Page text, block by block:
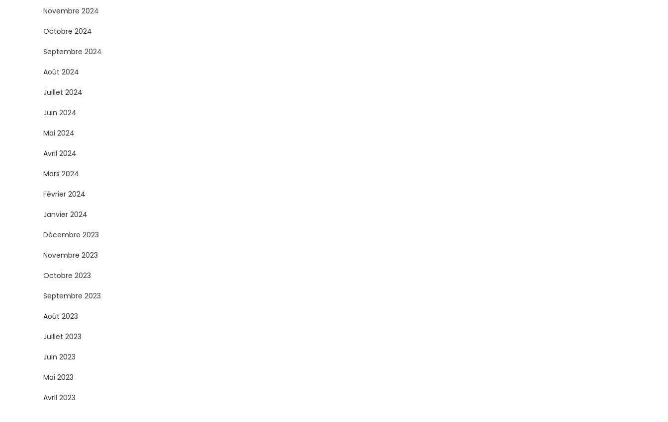
Novembre 2024
Octobre 2024
Septembre 2024
Août 2024
Juillet 2024
Juin 2024
Mai 2024
Avril 2024
Mars 2024
Février 2024
Janvier 2024
Décembre 2023
Novembre 2023
Octobre 2023
Septembre 2023
Août 2023
Juillet 2023
Juin 2023
Mai 2023
Avril 2023